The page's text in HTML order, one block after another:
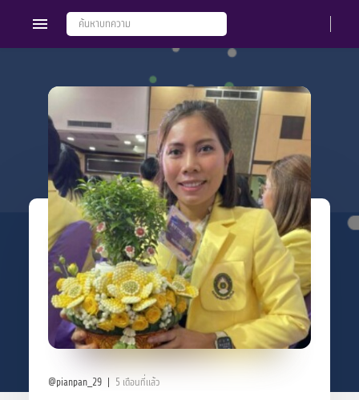
@pianpan_29 5 เดือนที่แล้ว
Groups